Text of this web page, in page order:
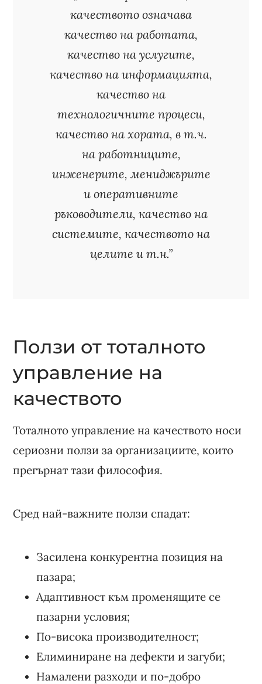
качеството означава
качество на работата,
качество на услугите,
качество на информацията,
качество на
технологичните процеси,
качество на хората, в т.ч.
на работниците,
инженерите, мениджърите
и оперативните
ръководители, качество на
системите, качеството на
целите и т.н.”
Ползи от тоталното
управление на
качеството
Тоталното управление на качеството носи
сериозни ползи за организациите, които
прегърнат тази философия.
Сред най-важните ползи спадат:
Засилена конкурентна позиция на
пазара;
Адаптивност към променящите се
пазарни условия;
По-висока производителност;
Елиминиране на дефекти и загуби;
Намалени разходи и по-добро